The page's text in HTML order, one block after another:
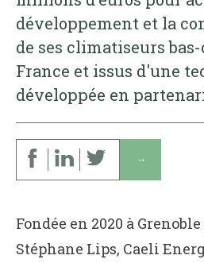
développement et la
de ses climatiseurs
France et issus d'une
développée en
↓
Fondée en 2020 à
Stéphane Lips, Caeli